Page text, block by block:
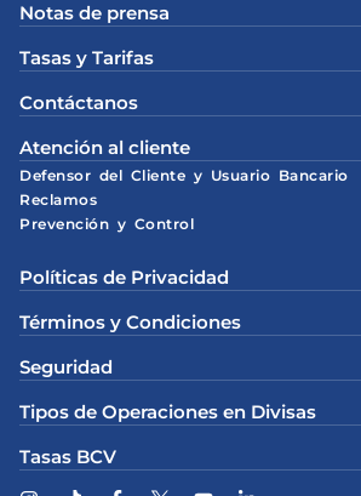
Notas de prensa
Tasas y Tarifas
Contáctanos
Atención al cliente
Defensor del Cliente y Usuario Bancario
Reclamos
Prevención y Control
Políticas de Privacidad
Términos y Condiciones
Seguridad
Tipos de Operaciones en Divisas
Tasas BCV